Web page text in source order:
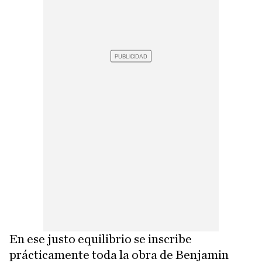
En ese justo equilibrio se inscribe
prácticamente toda la obra de Benjamin